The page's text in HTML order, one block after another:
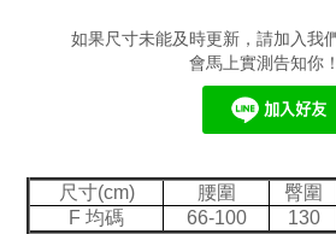
如果尺寸未能及時更新，請加入我
會馬上實測告知你
尺寸(cm) 腰圍 臀圍
F 均碼
66-100 130